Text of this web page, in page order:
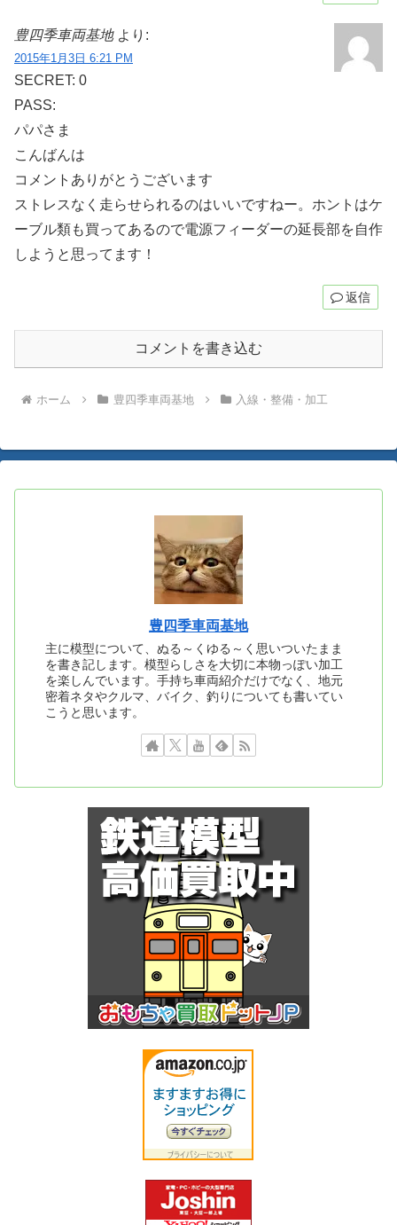
豊四季車両基地 より:
2015年1月3日 6:21 PM
SECRET: 0
PASS:
パパさま
こんばんは
コメントありがとうございます
ストレスなく走らせられるのはいいですねー。ホントはケ
ーブル類も買ってあるので電源フィーダーの延長部を自作
しようと思ってます！
返信
コメントを書き込む
ホーム 豊四季車両基地 入線・整備・加工
豊四季車両基地
主に模型について、ぬる～くゆる～く思いついたまま
を書き記します。模型らしさを大切に本物っぽい加工
を楽しんでいます。手持ち車両紹介だけでなく、地元
密着ネタやクルマ、バイク、釣りについても書いてい
こうと思います。